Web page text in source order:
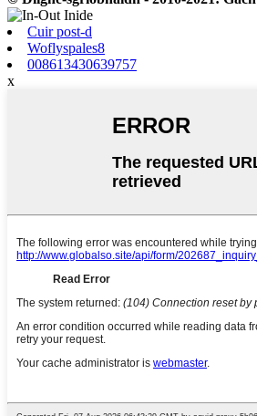
Cuir post-d
Woflyspales8
008613430639757
x